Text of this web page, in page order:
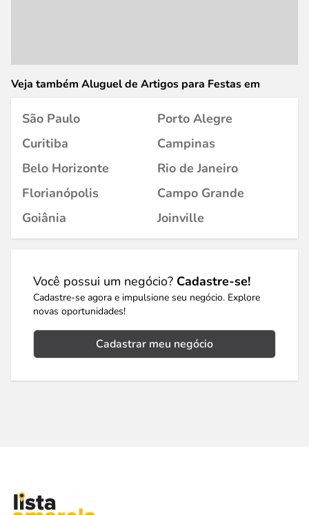
Veja também Aluguel de Artigos para Festas em
São Paulo
Porto Alegre
Curitiba
Campinas
Belo Horizonte
Rio de Janeiro
Florianópolis
Campo Grande
Goiânia
Joinville
Você possui um negócio? Cadastre-se!
Cadastre-se agora e impulsione seu negócio. Explore
novas oportunidades!
Cadastrar meu negócio